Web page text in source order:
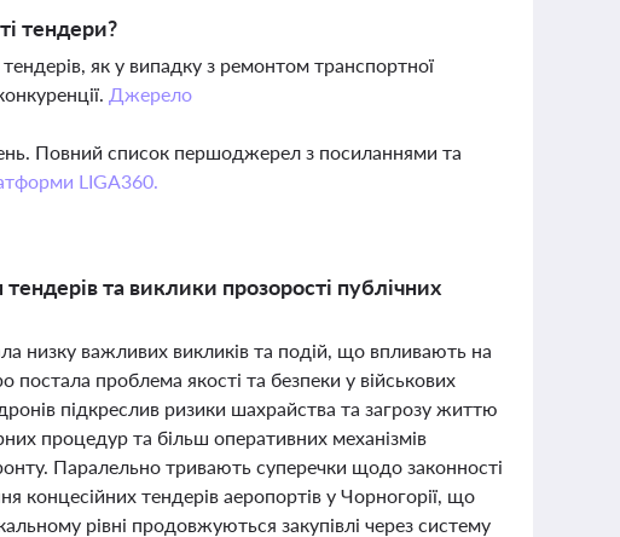
тендери?
як у випадку з ремонтом транспортної
Джерело
Повний список першоджерел з посиланнями та
LIGA360.
та виклики прозорості публічних
низку важливих викликів та подій, що впливають на
постала проблема якості та безпеки у військових
підкреслив ризики шахрайства та загрозу життю
процедур та більш оперативних механізмів
Паралельно тривають суперечки щодо законності
концесійних тендерів аеропортів у Чорногорії, що
рівні продовжуються закупівлі через систему